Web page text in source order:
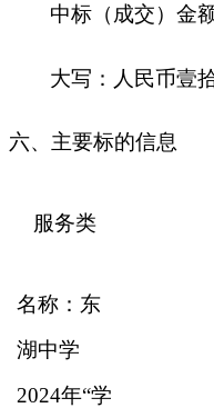
中标（成交）金
大写：人民币壹
六、主要标的信息
服务类
名称：东
湖中学
2024年“学